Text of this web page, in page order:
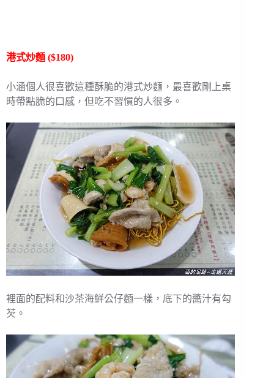
港式炒麵 ($180)
小涵個人很喜歡這種酥脆的港式炒麵，最喜歡剛上桌
時帶點脆的口感，但吃不習慣的人很多。
裡面的配料和沙茶海鮮公仔麵一樣，底下的醬汁有勾
芡。